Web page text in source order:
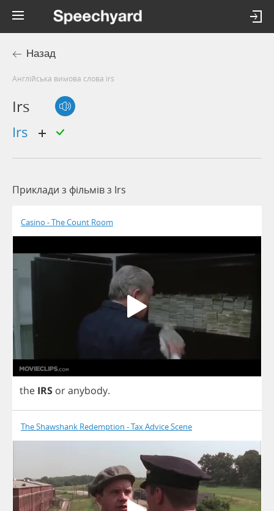
Назад
Англійська вимова слова irs
Irs
irs
Приклади з фільмів з Irs
Casino - The Count Room
the IRS oranybody.
The Shawshank Redemption - Tax Advice Scene